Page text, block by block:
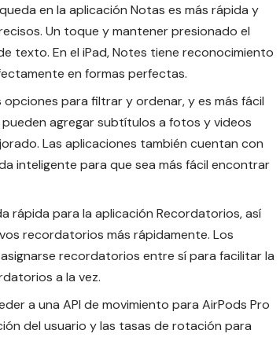
en la aplicación Notas es más rápida y
Un toque y mantener presionado el
texto. En el iPad, Notes tiene reconocimiento
en formas perfectas.
para filtrar y ordenar, y es más fácil
agregar subtítulos a fotos y videos
Las aplicaciones también cuentan con
inteligente para que sea más fácil encontrar
rápida para la aplicación Recordatorios, así
recordatorios más rápidamente. Los
recordatorios entre sí para facilitar la
a la vez.
a una API de movimiento para AirPods Pro
del usuario y las tasas de rotación para